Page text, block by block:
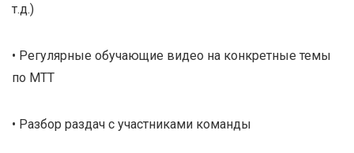
т.д.)
• Регулярные обучающие видео на конкретные темы
по МТТ
• Разбор раздач с участниками команды